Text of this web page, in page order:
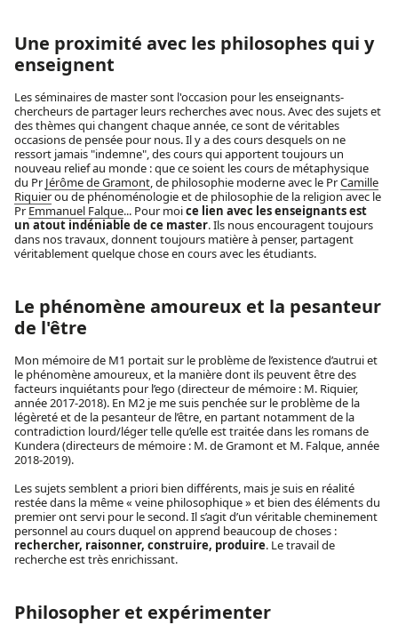
Une proximité avec les philosophes qui y
enseignent
Les séminaires de master sont l'occasion pour les enseignants-
chercheurs de partager leurs recherches avec nous. Avec des sujets et
des thèmes qui changent chaque année, ce sont de véritables
occasions de pensée pour nous. Il y a des cours desquels on ne
ressort jamais "indemne", des cours qui apportent toujours un
nouveau relief au monde : que ce soient les cours de métaphysique
du Pr Jérôme de Gramont, de philosophie moderne avec le PrCamille
Riquierou de phénoménologie et de philosophie de la religion avec le
Pr Emmanuel Falque... Pour moice lien avec les enseignants est
un atout indéniable de ce master. Ils nous encouragent toujours
dans nos travaux, donnent toujours matière à penser, partagent
véritablement quelque chose en cours avec les étudiants.
Le phénomène amoureux et la pesanteur
de l'être
Mon mémoire de M1 portait sur le problème de l’existence d’autrui et
le phénomène amoureux, et la manière dont ils peuvent être des
facteurs inquiétants pour l’ego (directeur de mémoire : M. Riquier,
année 2017-2018). En M2 je me suis penchée sur le problème de la
légèreté et de la pesanteur de l’être, en partant notamment de la
contradiction lourd/léger telle qu’elle est traitée dans les romans de
Kundera (directeurs de mémoire : M. de Gramont et M. Falque, année
2018-2019).
Les sujets semblent a priori bien différents, mais je suis en réalité
restée dans la même « veine philosophique » et bien des éléments du
premier ont servi pour le second. Il s’agit d’un véritable cheminement
personnel au cours duquel on apprend beaucoup de choses :
rechercher, raisonner, construire, produire. Le travail de
recherche est très enrichissant.
Philosopher et expérimenter